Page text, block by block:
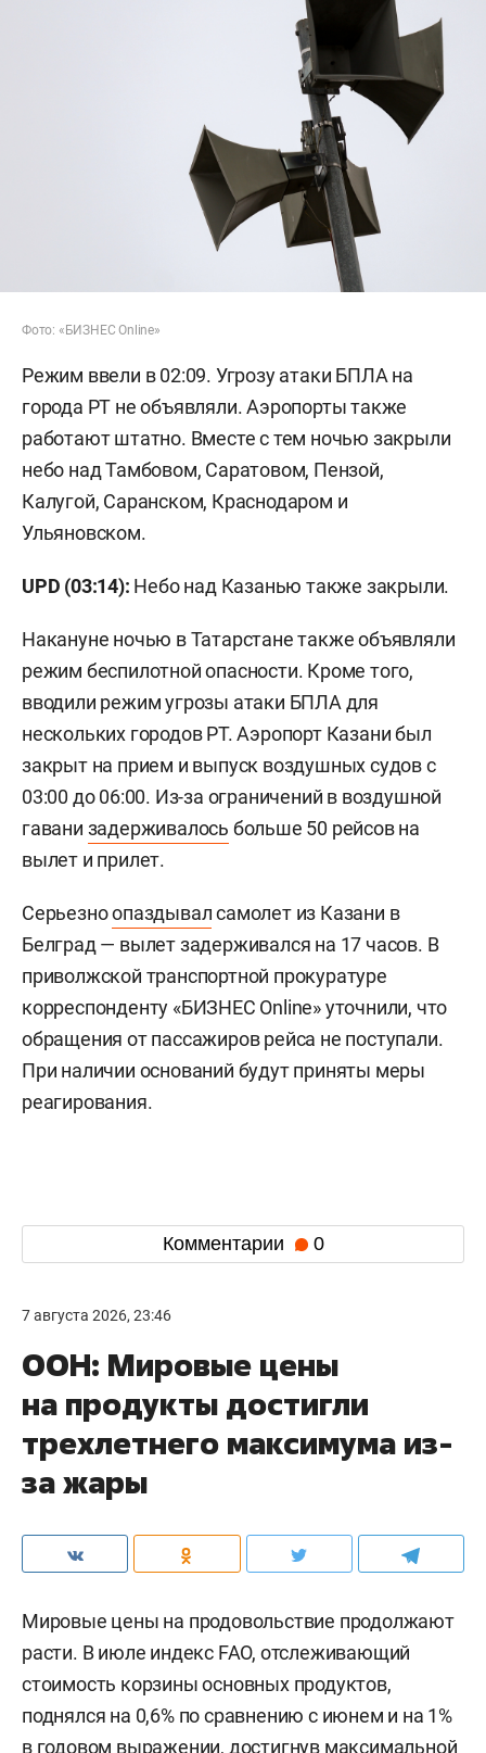
Фото: «БИЗНЕС Online»
Режим ввели в 02:09. Угрозу атаки БПЛА на
города РТ не объявляли. Аэропорты также
работают штатно. Вместе с тем ночью закрыли
небо над Тамбовом, Саратовом, Пензой,
Калугой, Саранском, Краснодаром и
Ульяновском.
UPD (03:14): Небо над Казанью также закрыли.
Накануне ночью в Татарстане также объявляли
режим беспилотной опасности. Кроме того,
вводили режим угрозы атаки БПЛА для
нескольких городов РТ. Аэропорт Казани был
закрыт на прием и выпуск воздушных судов с
03:00 до 06:00. Из-за ограничений в воздушной
гавани задерживалось больше 50 рейсов на
вылет и прилет.
Серьезноопаздывалсамолет из Казани в
Белград — вылет задерживался на 17 часов. В
приволжской транспортной прокуратуре
корреспонденту «БИЗНЕС Online» уточнили, что
обращения от пассажиров рейса не поступали.
При наличии оснований будут приняты меры
реагирования.
Комментарии 0
7 августа 2026, 23:46
ООН: Мировые цены
на продукты достигли
трехлетнего максимума из-
за жары
Мировые цены на продовольствие продолжают
расти. В июле индекс FAO, отслеживающий
стоимость корзины основных продуктов,
поднялся на 0,6% по сравнению с июнем и на 1%
в годовом выражении, достигнув максимальной